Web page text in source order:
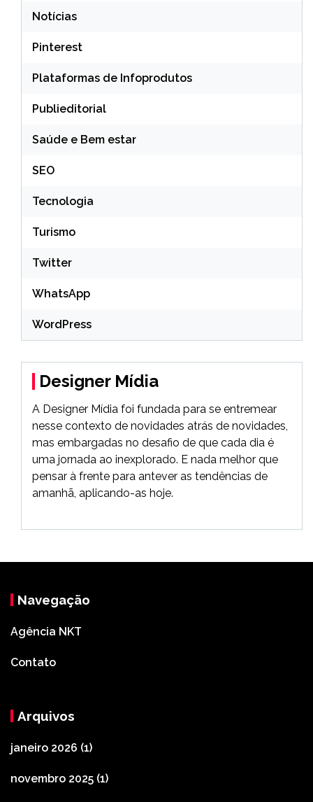
Notícias
Pinterest
Plataformas de Infoprodutos
Publieditorial
Saúde e Bem estar
SEO
Tecnologia
Turismo
Twitter
WhatsApp
WordPress
Designer Mídia
A Designer Mídia foi fundada para se entremear
nesse contexto de novidades atrás de novidades,
mas embargadas no desafio de que cada dia é
uma jornada ao inexplorado. E nada melhor que
pensar à frente para antever as tendências de
amanhã, aplicando-as hoje.
Navegação
Agência NKT
Contato
Arquivos
janeiro 2026 (1)
novembro 2025 (1)